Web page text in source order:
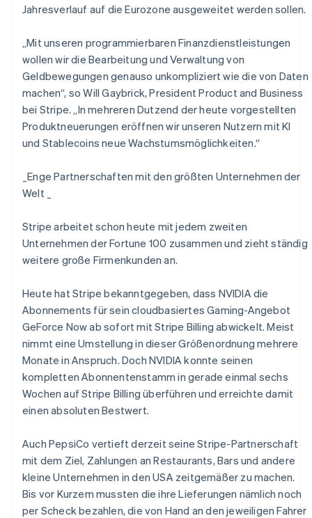
Jahresverlauf auf die Eurozone ausgeweitet werden sollen.
„Mit unseren programmierbaren Finanzdienstleistungen
wollen wir die Bearbeitung und Verwaltung von
Geldbewegungen genauso unkompliziert wie die von Daten
machen“, so Will Gaybrick, President Product and Business
bei Stripe. „In mehreren Dutzend der heute vorgestellten
Produktneuerungen eröffnen wir unseren Nutzern mit KI
und Stablecoins neue Wachstumsmöglichkeiten.“
_Enge Partnerschaften mit den größten Unternehmen der
Welt _
Stripe arbeitet schon heute mit jedem zweiten
Unternehmen der Fortune 100 zusammen und zieht ständig
weitere große Firmenkunden an.
Heute hat Stripe bekanntgegeben, dass NVIDIA die
Abonnements für sein cloudbasiertes Gaming-Angebot
GeForce Now ab sofort mit Stripe Billing abwickelt. Meist
nimmt eine Umstellung in dieser Größenordnung mehrere
Monate in Anspruch. Doch NVIDIA konnte seinen
kompletten Abonnentenstamm in gerade einmal sechs
Wochen auf Stripe Billing überführen und erreichte damit
einen absoluten Bestwert.
Auch PepsiCo vertieft derzeit seine Stripe-Partnerschaft
mit dem Ziel, Zahlungen an Restaurants, Bars und andere
kleine Unternehmen in den USA zeitgemäßer zu machen.
Bis vor Kurzem mussten die ihre Lieferungen nämlich noch
per Scheck bezahlen, die von Hand an den jeweiligen Fahrer